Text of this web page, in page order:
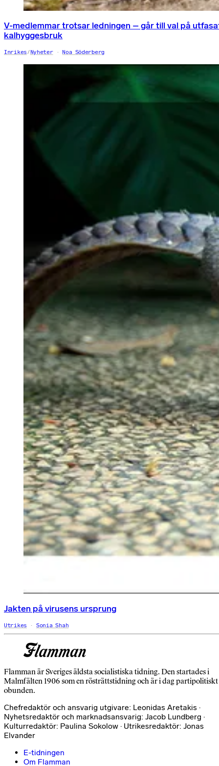
V-medlemmar trotsar ledningen – går till val på
kalhyggesbruk
Inrikes/Nyheter Noa Söderberg
Jakten på virusens ursprung
Utrikes Sonia Shah
Flamman är Sveriges äldsta socialistiska tidning. Den startades i
Malmfälten 1906 som en rösträttstidning och är i dag partipolitiskt
obunden.
Chefredaktör och ansvarig utgivare: Leonidas Aretakis ·
Nyhetsredaktör och marknadsansvarig: Jacob Lundberg ·
Kulturredaktör: Paulina Sokolow · Utrikesredaktör: Jonas
Elvander
E-tidningen
Om Flamman